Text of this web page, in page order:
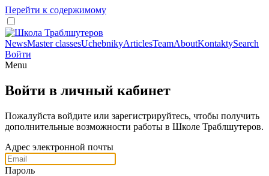
Перейти к содержимому
NewsMaster classesUchebnikyArticlesTeamAboutKontaktySearch
Войти
Menu
Войти в личный кабинет
Пожалуйста войдите или зарегистрируйтесь, чтобы получить
дополнительные возможности работы в Школе Траблшутеров.
Адрес электронной почты
Пароль